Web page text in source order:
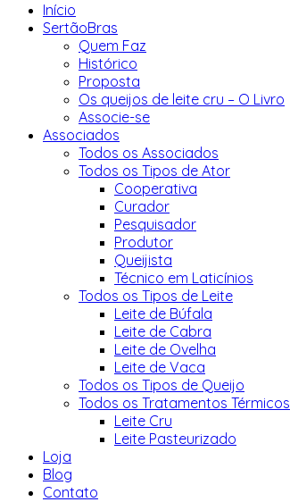
Início
SertãoBras
Quem Faz
Histórico
Proposta
Os queijos de leite cru – O Livro
Associe-se
Associados
Todos os Associados
Todos os Tipos de Ator
Cooperativa
Curador
Pesquisador
Produtor
Queijista
Técnico em Laticínios
Todos os Tipos de Leite
Leite de Búfala
Leite de Cabra
Leite de Ovelha
Leite de Vaca
Todos os Tipos de Queijo
Todos os Tratamentos Térmicos
Leite Cru
Leite Pasteurizado
Loja
Blog
Contato